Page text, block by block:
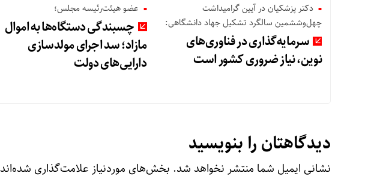
دکتر پزشکیان در آیین گرامیداشت
چهل‌وششمین سالگرد تشکیل جهاد دانشگاهی:
سرمایه‌گذاری در فناوری‌های
نوین، نیاز ضروری کشور است
عضو هیئت‌رئیسه مجلس؛
چسبندگی دستگاه‌ها به اموال
مازاد؛ سد اجرای مولدسازی
دارایی‌های دولت
دیدگاهتان را بنویسید
نشانی ایمیل شما منتشر نخواهد شد. بخش‌های موردنیاز علامت‌گذاری شده‌اند